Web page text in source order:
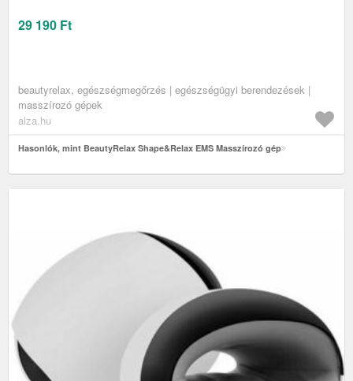
29 190 Ft
beautyrelax, egészségmegőrzés | egészségügyi berendezések |
masszírozó gépek
alza.hu
Hasonlók, mint BeautyRelax Shape&Relax EMS Masszírozó gép